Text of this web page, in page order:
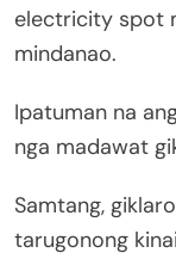
electricity spot
mindanao.
Ipatuman na
nga madawat
Samtang,
tarugonong